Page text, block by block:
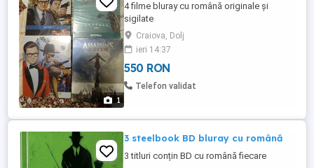
1
4 filme bluray cu română originale și
sigilate
Craiova, Dolj
ieri 14:37
550 RON
Telefon validat
3 steelbook BD bluray cu română
3 titluri conțin BD cu română fiecare